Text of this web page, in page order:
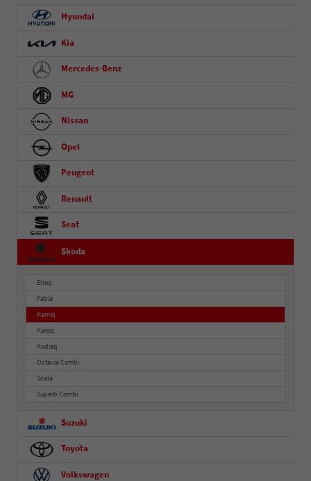
Hyundai
Kia
Mercedes-Benz
MG
Nissan
Opel
Peugeot
Renault
Seat
Skoda
Elroq
Fabia
Kamiq
Karoq
Kodiaq
Octavia Combi
Scala
Superb Combi
Suzuki
Toyota
Volkswagen